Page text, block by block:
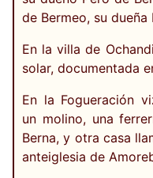
de Bermeo, su dueña
En la villa de
solar, documentada
En la Fogueración
un molino, una
Berna, y otra casa
anteiglesia de